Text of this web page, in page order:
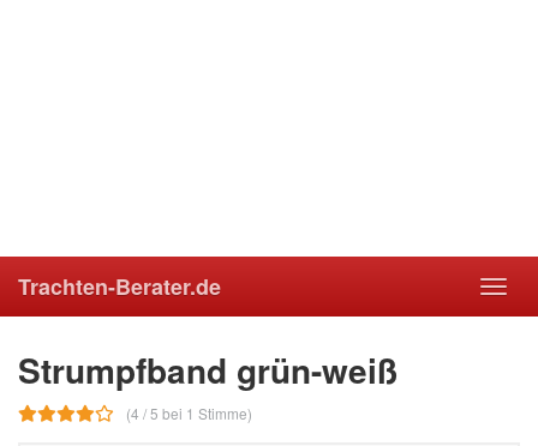
Trachten-Berater.de
Strumpfband grün-weiß
(4 / 5 bei 1 Stimme)